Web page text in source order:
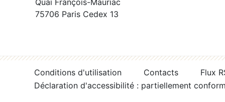
Quai François-Mauriac
75706 Paris Cedex 13
Conditions d'utilisation Contacts
Flux
Déclaration d'accessibilité : partiellement